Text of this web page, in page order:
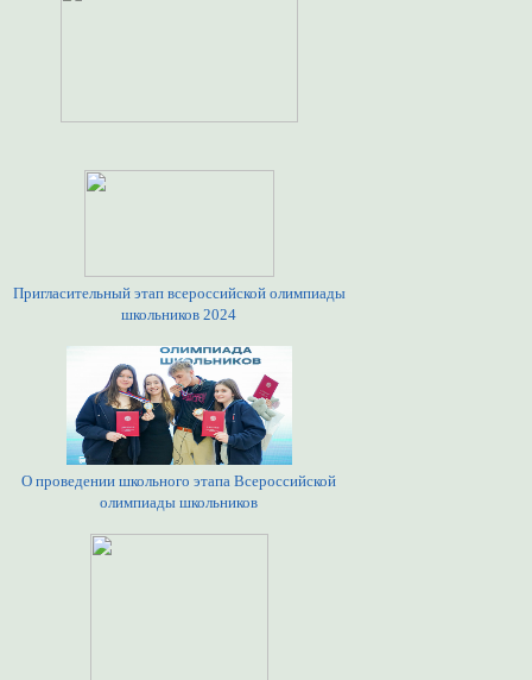
Пригласительный этап всероссийской олимпиады
школьников 2024
О проведении школьного этапа Всероссийской
олимпиады школьников